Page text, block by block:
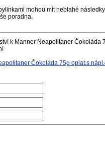
mohou mít neblahé
poradna.
k Manner Neapolitaner Čokoláda
Čokoláda 75g oplat.s